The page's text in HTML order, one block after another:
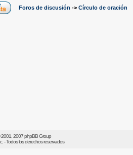
Foros de discusión -> Círculo de oración
2007 phpBB Group
- Todos los derechos reservados